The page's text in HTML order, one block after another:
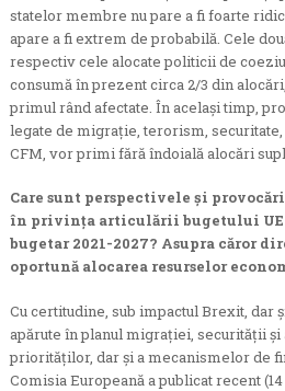
statelor membre nu pare a fi foarte
apare a fi extrem de probabilă. Cele
respectiv cele alocate politicii de
consumă în prezent circa 2/3 din
primul rând afectate. În același timp,
legate de migrație, terorism,
CFM, vor primi fără îndoială alocări
Care sunt perspectivele și
în privința articulării bugetului
bugetar 2021-2027? Asupra căror
oportună alocarea resurselor
Cu certitudine, sub impactul Brexit, dar
apărute în planul migrației, securității
priorităților, dar și a mecanismelor de
Comisia Europeană a publicat recent